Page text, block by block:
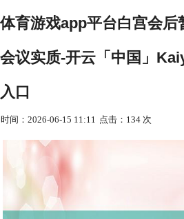
体育游戏app平台白宫会后
会议实质-开云「中国」
入口
时间：2026-06-15 11:11 点击：134 次